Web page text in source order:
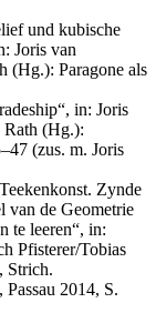
und kubische
Joris van
(Hg.): Paragone als
in: Joris
Rath (Hg.):
(zus. m. Joris
Zynde
van de Geometrie
te leeren“, in:
Pfisterer/Tobias
Strich.
2014, S.